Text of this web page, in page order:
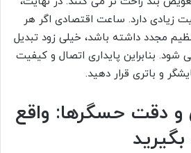
زیادی دارد. ساعت اقتصادی اگر هر
مجدد داشته باشد، خیلی زود تبدیل
شود. بنابراین پایداری اتصال و کیفیت
و باتری قرار دهید.
دقت حسگرها: واقع